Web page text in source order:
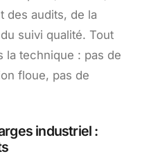
des audits, de la
suivi qualité. Tout
la technique : pas de
floue, pas de
industriel :